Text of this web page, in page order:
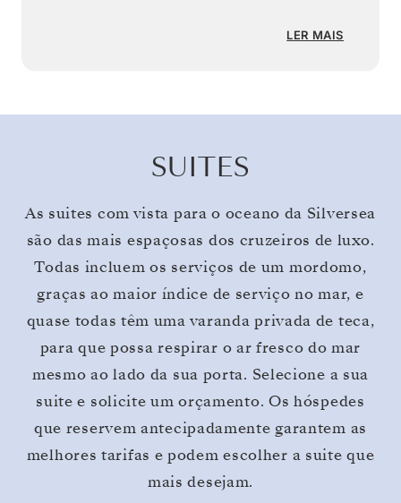
LER MAIS
SUITES
As suites com vista para o oceano da Silversea
são das mais espaçosas dos cruzeiros de luxo.
Todas incluem os serviços de um mordomo,
graças ao maior índice de serviço no mar, e
quase todas têm uma varanda privada de teca,
para que possa respirar o ar fresco do mar
mesmo ao lado da sua porta. Selecione a sua
suite e solicite um orçamento. Os hóspedes
que reservem antecipadamente garantem as
melhores tarifas e podem escolher a suite que
mais desejam.